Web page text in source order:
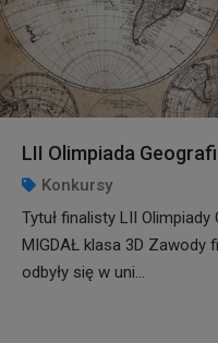
LII Olimpiada
Konkursy
Tytuł finalisty LII
MIGDAŁ klasa 3D Zawody
odbyły się w uni...